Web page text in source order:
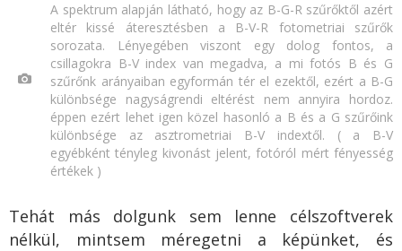
A spektrum alapján látható, hogy az B-G-R szűrőktől azért
eltér kissé áteresztésben a B-V-R fotometriai szűrők
sorozata. Lényegében viszont egy dolog fontos, a
csillagokra B-V index van megadva, a mi fotós B és G
szűrőnk arányaiban egyformán tér el ezektől, ezért a B-G
különbsége nagyságrendi eltérést nem annyira hordoz.
éppen ezért lehet igen közel hasonló a B és a G szűrőink
különbsége az asztrometriai B-V indextől. ( a B-V
egyébként tényleg kivonást jelent, fotóról mért fényesség
értékek )
Tehát más dolgunk sem lenne célszoftverek
nélkül, mintsem méregetni a képünket, és